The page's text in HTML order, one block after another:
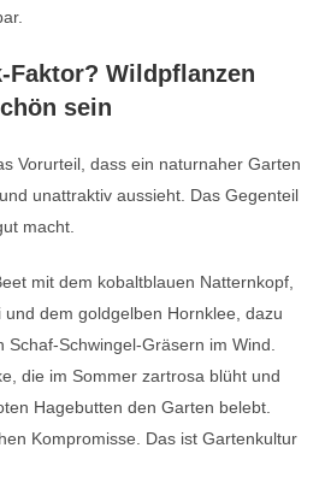
Faktor? Wildpflanzen
sein
Vorurteil, dass ein naturnaher Garten
unattraktiv aussieht. Das Gegenteil
macht.
mit dem kobaltblauen Natternkopf,
dem goldgelben Hornklee, dazu
Schwingel-Gräsern im Wind.
die im Sommer zartrosa blüht und
Hagebutten den Garten belebt.
Kompromisse. Das ist Gartenkultur